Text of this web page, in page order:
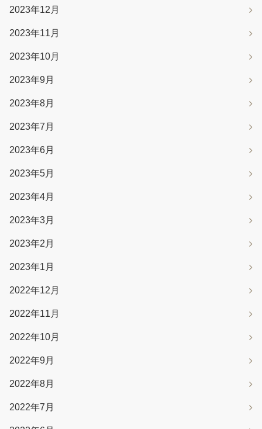
2023年12月
2023年11月
2023年10月
2023年9月
2023年8月
2023年7月
2023年6月
2023年5月
2023年4月
2023年3月
2023年2月
2023年1月
2022年12月
2022年11月
2022年10月
2022年9月
2022年8月
2022年7月